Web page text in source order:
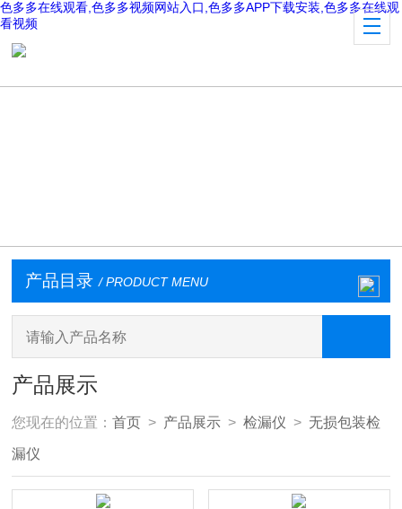
色多多在线观看,色多多视频网站入口,色多多APP下载安装,色多多在线观
看视频
产品目录 / PRODUCT MENU
产品展示
您现在的位置：首页 > 产品展示 >检漏仪 > 无损包装检
漏仪